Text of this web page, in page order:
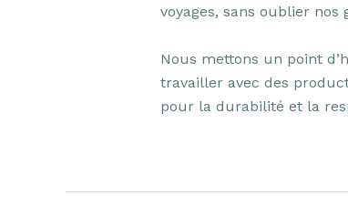
voyages, sans oublier nos
Nous mettons un point
travailler avec des
pour la durabilité et la